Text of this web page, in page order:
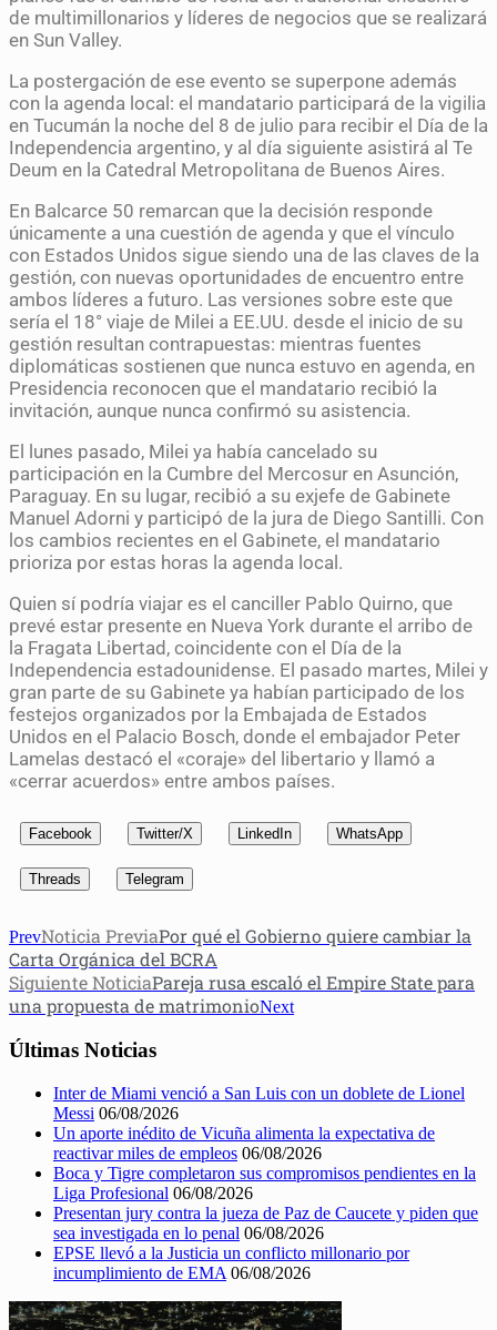
de multimillonarios y líderes de negocios que se realizará
en Sun Valley.
La postergación de ese evento se superpone además
con la agenda local: el mandatario participará de la vigilia
en Tucumán la noche del 8 de julio para recibir el Día de la
Independencia argentino, y al día siguiente asistirá al Te
Deum en la Catedral Metropolitana de Buenos Aires.
En Balcarce 50 remarcan que la decisión responde
únicamente a una cuestión de agenda y que el vínculo
con Estados Unidos sigue siendo una de las claves de la
gestión, con nuevas oportunidades de encuentro entre
ambos líderes a futuro. Las versiones sobre este que
sería el 18° viaje de Milei a EE.UU. desde el inicio de su
gestión resultan contrapuestas: mientras fuentes
diplomáticas sostienen que nunca estuvo en agenda, en
Presidencia reconocen que el mandatario recibió la
invitación, aunque nunca confirmó su asistencia.
El lunes pasado, Milei ya había cancelado su
participación en la Cumbre del Mercosur en Asunción,
Paraguay. En su lugar, recibió a su exjefe de Gabinete
Manuel Adorni y participó de la jura de Diego Santilli. Con
los cambios recientes en el Gabinete, el mandatario
prioriza por estas horas la agenda local.
Quien sí podría viajar es el canciller Pablo Quirno, que
prevé estar presente en Nueva York durante el arribo de
la Fragata Libertad, coincidente con el Día de la
Independencia estadounidense. El pasado martes, Milei y
gran parte de su Gabinete ya habían participado de los
festejos organizados por la Embajada de Estados
Unidos en el Palacio Bosch, donde el embajador Peter
Lamelas destacó el «coraje» del libertario y llamó a
«cerrar acuerdos» entre ambos países.
Facebook Twitter/X LinkedIn WhatsApp
Threads Telegram
PrevNoticia PreviaPor qué el Gobierno quiere cambiar la
Carta Orgánica del BCRA
Siguiente NoticiaPareja rusa escaló el Empire State para
una propuesta de matrimonioNext
Últimas Noticias
Inter de Miami venció a San Luis con un doblete de Lionel
Messi 06/08/2026
Un aporte inédito de Vicuña alimenta la expectativa de
reactivar miles de empleos 06/08/2026
Boca y Tigre completaron sus compromisos pendientes en la
Liga Profesional 06/08/2026
Presentan jury contra la jueza de Paz de Caucete y piden que
sea investigada en lo penal 06/08/2026
EPSE llevó a la Justicia un conflicto millonario por
incumplimiento de EMA 06/08/2026